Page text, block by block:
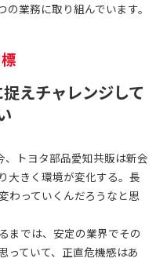
業務に取り組んでいます。
えチャレンジして
トヨタ部品愛知共販は新会
大きく環境が変化する。長
わっていくんだろうなと思
までは、安定の業界でその
っていて、正直危機感はあ